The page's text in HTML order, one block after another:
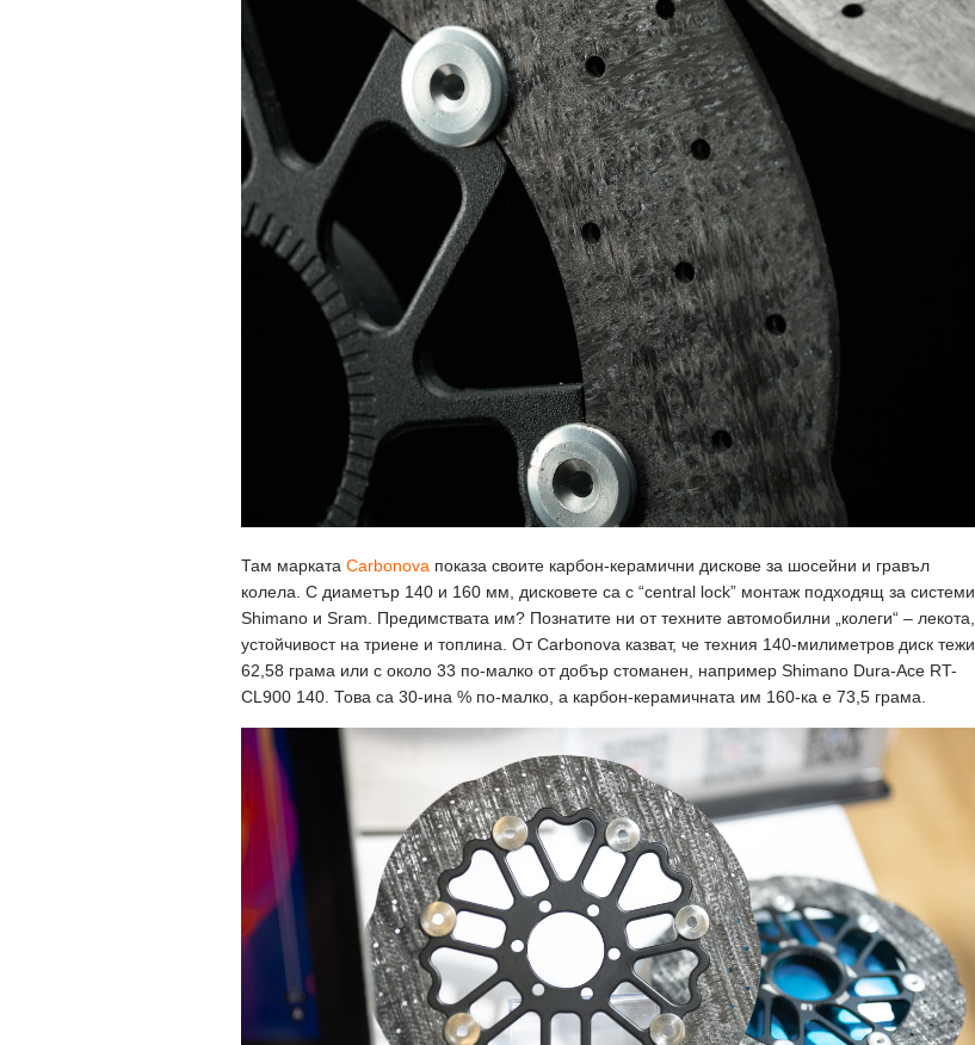
Там марката Carbonova показа своите карбон-керамични дискове за шосейни и гравъл
колела. С диаметър 140 и 160 мм, дисковете са с “central lock” монтаж подходящ за системи
Shimano и Sram. Предимствата им? Познатите ни от техните автомобилни „колеги“ – лекота,
устойчивост на триене и топлина. От Carbonova казват, че техния 140-милиметров диск тежи
62,58 грама или с около 33 по-малко от добър стоманен, например Shimano Dura-Ace RT-
CL900 140. Това са 30-ина % по-малко, а карбон-керамичната им 160-ка е 73,5 грама.